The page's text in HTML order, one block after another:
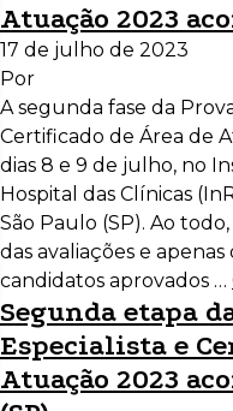
Atuação 2023
17 de julho de 2023
Por
A segunda fase da
Certificado de Área de
dias 8 e 9 de julho, no
Hospital das Clínicas
São Paulo (SP). Ao
das avaliações e
candidatos aprovados …
Segunda etapa
Especialista e
Atuação 2023